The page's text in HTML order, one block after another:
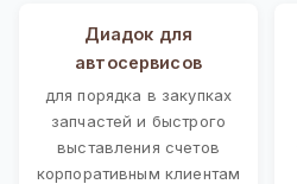
Диадок для
автосервисов
для порядка в закупках
запчастей и быстрого
выставления счетов
корпоративным клиентам